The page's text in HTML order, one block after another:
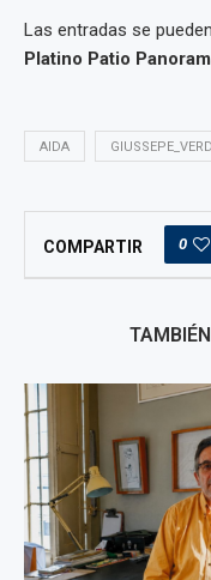
Las entradas se
Platino Patio
AIDA
COMPARTIR 0